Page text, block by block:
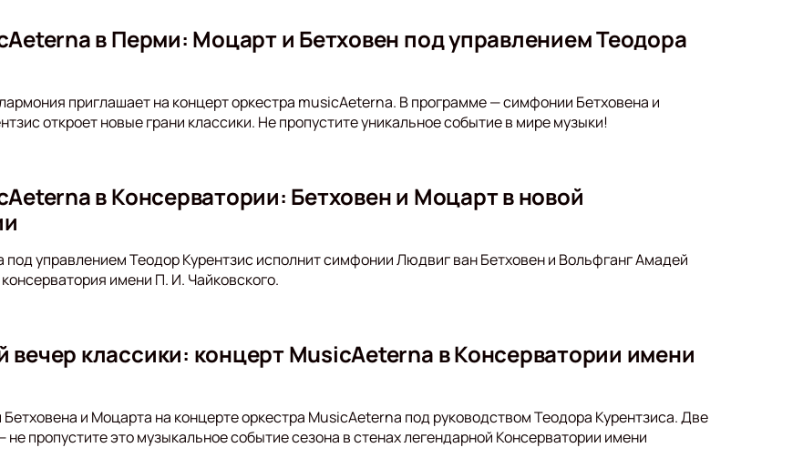
в Перми: Моцарт и Бетховен под управлением Теодора
приглашает на концерт оркестра musicAeterna. В программе — симфонии Бетховена и
откроет новые грани классики. Не пропустите уникальное событие в мире музыки!
в Консерватории: Бетховен и Моцарт в новой
управлением Теодор Курентзис исполнит симфонии Людвиг ван Бетховен и Вольфганг Амадей
имени П. И. Чайковского.
вечер классики: концерт MusicAeterna в Консерватории имени
и Моцарта на концерте оркестра MusicAeterna под руководством Теодора Курентзиса. Две
пропустите это музыкальное событие сезона в стенах легендарной Консерватории имени